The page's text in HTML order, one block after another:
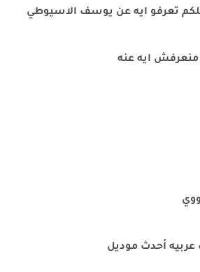
تعرفو ايه عن يوسف الاسيوطي
ايه عنه
عربيه أحدث موديل